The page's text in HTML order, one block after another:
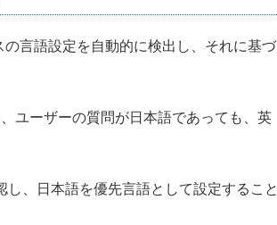
言語設定を自動的に検出し、それに基づ
ユーザーの質問が日本語であっても、英
、日本語を優先言語として設定すること